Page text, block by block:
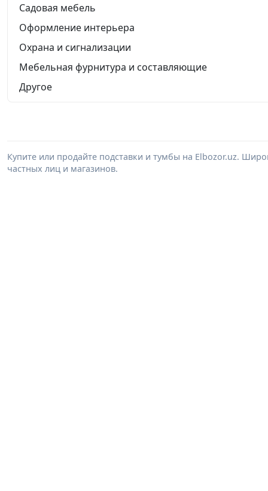
Садовая мебель
Оформление интерьера
Охрана и сигнализации
Мебельная фурнитура и составляющие
Другое
Купите или продайте подставки и тумбы на Elbozor.uz.
частных лиц и магазинов.